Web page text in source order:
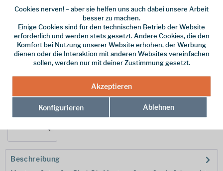
In den Warenkorb
Merken
Hersteller-Nr.: HCETCBLAO21
Beschreibung
Cookies nerven! – aber sie helfen uns auch dabei unsere Arbeit
besser zu machen.
Einige Cookies sind für den technischen Betrieb der Website
erforderlich und werden stets gesetzt. Andere Cookies, die den
Komfort bei Nutzung unserer Website erhöhen, der Werbung
dienen oder die Interaktion mit anderen Websites vereinfachen
sollen, werden nur mit deiner Zustimmung gesetzt.
Akzeptieren
Konfigurieren Ablehnen